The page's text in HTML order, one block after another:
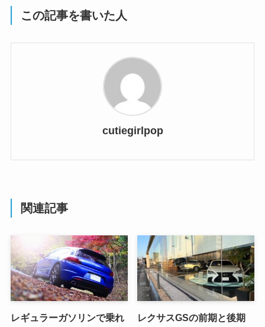
この記事を書いた人
cutiegirlpop
関連記事
レギュラーガソリンで乗れ
レクサスGSの前期と後期